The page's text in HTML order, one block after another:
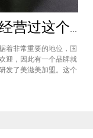
美滋美加盟多少钱？有人经营过这个快餐品牌吗
着非常重要的地位，国
迎，因此有一个品牌就
发了美滋美加盟。这个
来十分火爆的一个餐